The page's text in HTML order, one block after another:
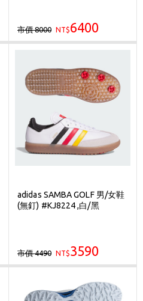
市價 8000 NT$6400
adidas SAMBA GOLF 男/女鞋
(無釘) #KJ8224 ,白/黑
市價 4490 NT$3590